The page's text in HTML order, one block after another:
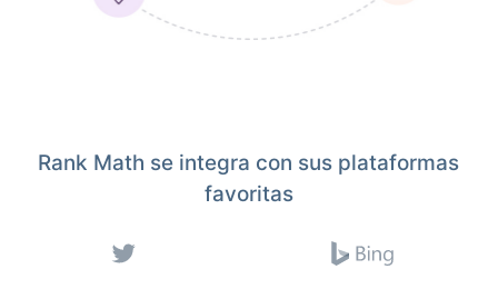
Rank Math se integra con sus plataformas
favoritas